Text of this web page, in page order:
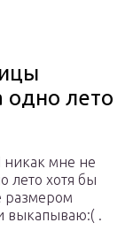
одно лето
никак мне не
лето хотя бы
размером
выкапываю:( .